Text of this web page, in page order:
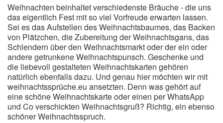
Weihnachten beinhaltet verschiedenste Bräuche - die uns
das eigentlich Fest mit so viel Vorfreude erwarten lassen.
Sei es das Aufstellen des Weihnachtsbaumes, das Backen
von Plätzchen, die Zubereitung der Weihnachtsgans, das
Schlendern über den Weihnachtsmarkt oder der ein oder
andere getrunkene Weihnachtspunsch. Geschenke und
die liebevoll gestalteten Weihnachtskarten gehören
natürlich ebenfalls dazu. Und genau hier möchten wir mit
weihnachtssprüche.eu ansetzten. Denn was gehört auf
eine schöne Weihnachtskarte oder einen per WhatsApp
und Co verschickten Weihnachtsgruß? Richtig, ein ebenso
schöner Weihnachtsspruch.